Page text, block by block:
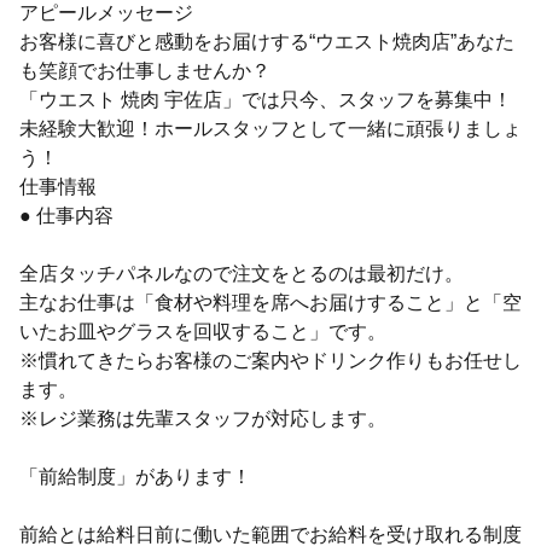
アピールメッセージ
お客様に喜びと感動をお届けする“ウエスト焼肉店”あなた
も笑顔でお仕事しませんか？
「ウエスト 焼肉 宇佐店」では只今、スタッフを募集中！
未経験大歓迎！ホールスタッフとして一緒に頑張りましょ
う！
仕事情報
● 仕事内容
全店タッチパネルなので注文をとるのは最初だけ。
主なお仕事は「食材や料理を席へお届けすること」と「空
いたお皿やグラスを回収すること」です。
※慣れてきたらお客様のご案内やドリンク作りもお任せし
ます。
※レジ業務は先輩スタッフが対応します。
「前給制度」があります！
前給とは給料日前に働いた範囲でお給料を受け取れる制度